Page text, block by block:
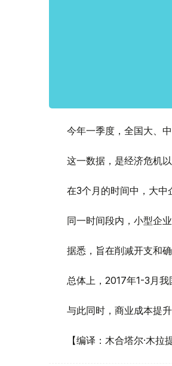
今年一季度，全国大、
这一数据，是经济危机以
在3个月的时间中，大中
同一时间段内，小型企
据悉，旨在削减开支和
总体上，2017年1-3月
与此同时，商业成本提
【编译：木合塔尔·木拉